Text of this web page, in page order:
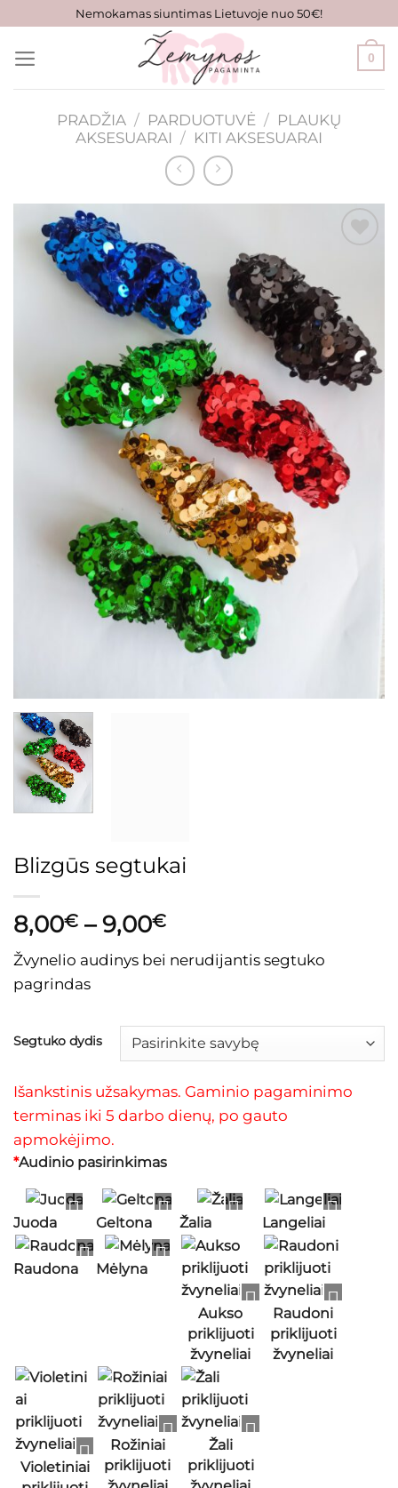
content
Nemokamas siuntimas Lietuvoje nuo 50€!
0
PRADŽIA / PARDUOTUVĖ / PLAUKŲ
AKSESUARAI / KITI AKSESUARAI
Mėgstamiausias
Blizgūs segtukai
8,00€ – 9,00€Price
range:
8,00€
Žvynelio audinys bei nerudijantis segtuko
pagrindas
Segtuko dydis
Išankstinis užsakymas. Gaminio pagaminimo
terminas iki 5 darbo dienų, po gauto
apmokėjimo.
*Audinio pasirinkimas
Juoda Geltona Žalia Langeliai
Raudona Mėlyna
Aukso
priklijuoti
žvyneliai
Raudoni
priklijuoti
žvyneliai
Violetiniai
Rožiniai
priklijuoti
Žali
priklijuoti